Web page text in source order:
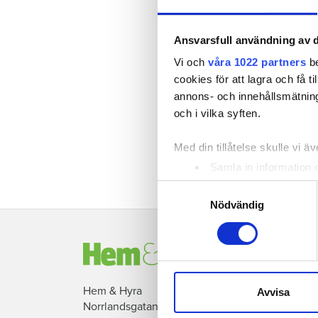
Ansvarsfull användning av
Vi och våra 1022 partners
cookies för att lagra och få
annons- och
och i vilka syften.
Med din tillåtelse skulle vi
Samla in information
Identifiera din enhet
Ta reda på mer om hur
eller dra tillbaka ditt
sociala medier och
till de sociala medier och
Nödvändig
Avvisa
Välj prenumeration
Nyhetsbrev Hem & Hyra
Hem & Hyra
Norrlandsgatan 7, 7 tr